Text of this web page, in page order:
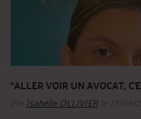
“ALLER VOIR UN AVOCAT,
Isabelle OLLIVIERle 23/06/